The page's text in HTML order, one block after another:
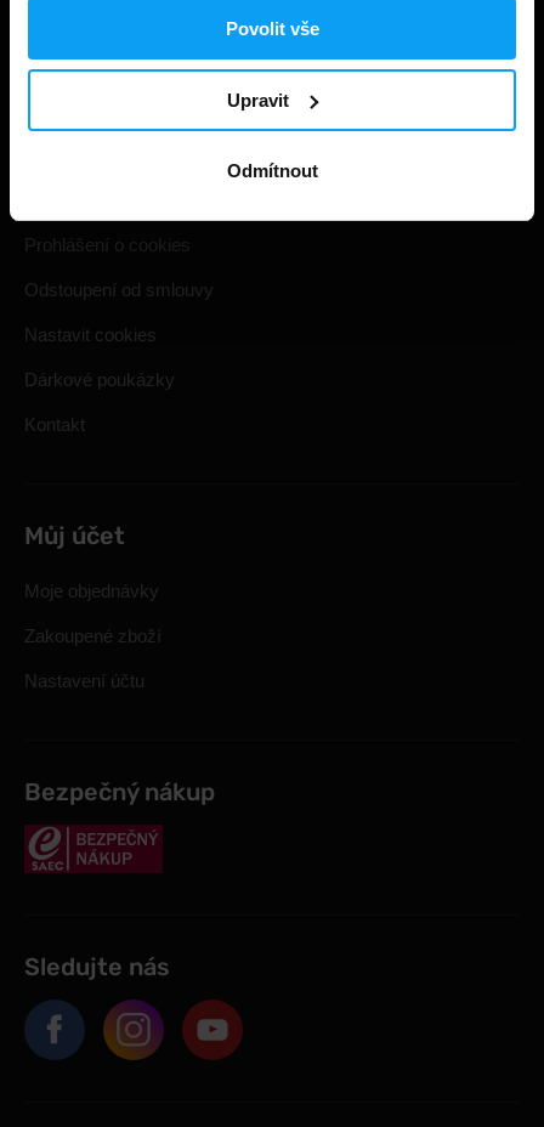
Povolit vše
Upravit
Odmítnout
Užitečné informace
Prohlášení o cookies
Odstoupení od smlouvy
Nastavit cookies
Dárkové poukázky
Kontakt
Můj účet
Moje objednávky
Zakoupené zboží
Nastavení účtu
Bezpečný nákup
Sledujte nás